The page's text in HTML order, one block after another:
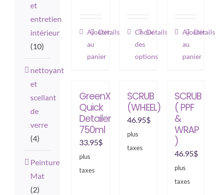
produit
Ajouter
au
panier
Détails
32.95$. 28.00$.
Choix
des
options
Ce
produit
a
Les
options
Détails
Ajouter
au
panier
Détails
GreenX
Quick
Detailer
750ml
33.95$
plus
taxes
SCRUB
(WHEEL)
46.95$
plus
taxes
SCRUB
( PPF
&
WRAP
)
46.95$
plus
taxes
et
entretien
intérieur
(10)
nettoyant
et
scellant
de
verre
(4)
Peinture
Mat
(2)